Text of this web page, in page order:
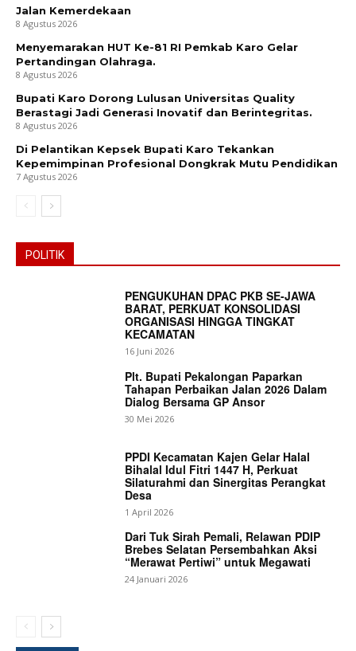
Company
About
Contact us
My account
Bagikan Artikel
Berita Lainnya
Jalan Kemerdekaan
8 Agustus 2026
Menyemarakan HUT Ke-81 RI Pemkab Karo Gelar
Pertandingan Olahraga.
8 Agustus 2026
Bupati Karo Dorong Lulusan Universitas Quality
Berastagi Jadi Generasi Inovatif dan Berintegritas.
8 Agustus 2026
Di Pelantikan Kepsek Bupati Karo Tekankan
Kepemimpinan Profesional Dongkrak Mutu Pendidikan
7 Agustus 2026
POLITIK
PENGUKUHAN DPAC PKB SE-JAWA
BARAT, PERKUAT KONSOLIDASI
ORGANISASI HINGGA TINGKAT
KECAMATAN
16 Juni 2026
Plt. Bupati Pekalongan Paparkan
Tahapan Perbaikan Jalan 2026 Dalam
Dialog Bersama GP Ansor
30 Mei 2026
PPDI Kecamatan Kajen Gelar Halal
Bihalal Idul Fitri 1447 H, Perkuat
Silaturahmi dan Sinergitas Perangkat
Desa
1 April 2026
Dari Tuk Sirah Pemali, Relawan PDIP
Brebes Selatan Persembahkan Aksi
“Merawat Pertiwi” untuk Megawati
24 Januari 2026